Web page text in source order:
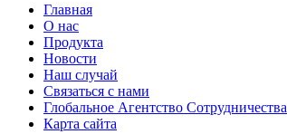
Главная
О нас
Продукта
Новости
Наш случай
Связаться с нами
Глобальное Агентство Сотрудничества
Карта сайта